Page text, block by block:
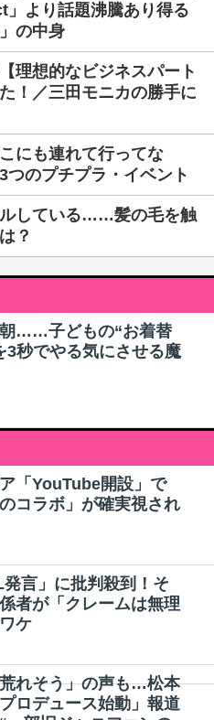
より話題沸騰あり得る
の中身
理想的なビジネスパート
！／三田モニカの勝手に
にも連れて行ってな
のプチプラ・イベント
している……髪の毛を触
？
……子どもの“お着替
3秒でやる気にさせる魔
「YouTube開設」で
コラボ」が確実視され
言」に批判殺到！そ
者が「クレームは無理
ケ
れそう」の声も…松本
ロデュース始動」報道